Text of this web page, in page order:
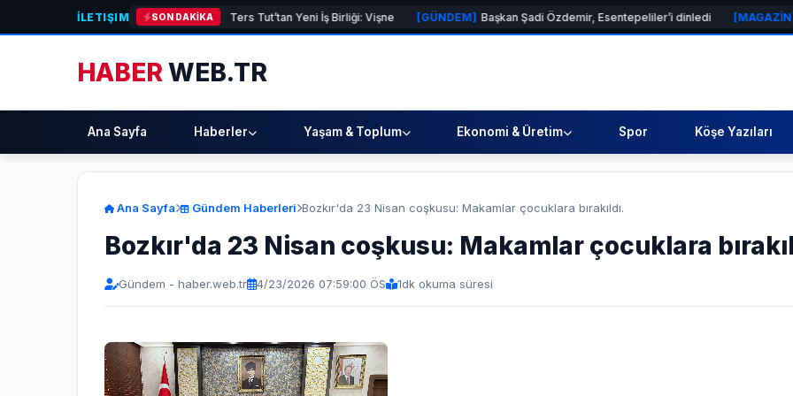
İLETIŞIM SON DAKİKA
M Lisa ve Dolu Kadehi Ters Tut’tan Yeni İş Birliği: Vişne [GÜNDEM] Başkan Şadi Özdemir, Esentepeliler’i dinledi [MAGAZİN] Gupi ve
HABERWEB.TR
Ana Sayfa Haberler Yaşam & Toplum Ekonomi & Üretim Spor Köşe Yazıları
Ana Sayfa Gündem Haberleri Bozkır'da 23 Nisan coşkusu: Makamlar çocuklara bırakıldı.
Bozkır'da 23 Nisan coşkusu: Makamlar çocuklara
Gündem - haber.web.tr 4/23/2026 07:59:00 ÖS 1dk okuma süresi